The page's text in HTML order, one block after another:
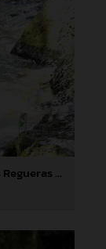
Gil Vila_4ª y 5ª Prueba_Pobladura de las Regueras (León)